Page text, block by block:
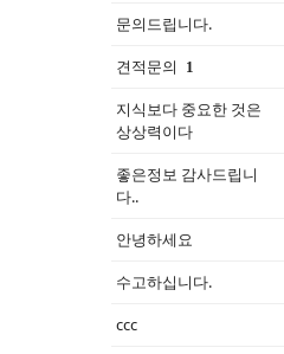
문의드립니다.
견적문의 1
지식보다 중요한 것은
상상력이다
좋은정보 감사드립니
다..
안녕하세요
수고하십니다.
ccc